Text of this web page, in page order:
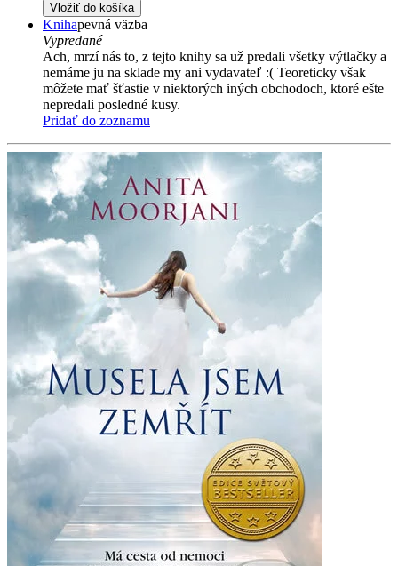
Vložiť do košíka
Knihapevná väzba
Vypredané
Ach, mrzí nás to, z tejto knihy sa už predali všetky výtlačky a
nemáme ju na sklade my ani vydavateľ :( Teoreticky však
môžete mať šťastie v niektorých iných obchodoch, ktoré ešte
nepredali posledné kusy.
Pridať do zoznamu